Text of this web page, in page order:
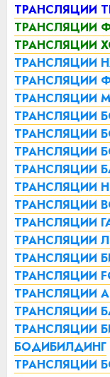
ТРАНСЛЯЦИИ
ТРАНСЛЯЦИИ
ТРАНСЛЯЦИИ
ТРАНСЛЯЦИИ
ТРАНСЛЯЦИИ
ТРАНСЛЯЦИИ
ТРАНСЛЯЦИИ
ТРАНСЛЯЦИИ
ТРАНСЛЯЦИИ
ТРАНСЛЯЦИИ
ТРАНСЛЯЦИИ
ТРАНСЛЯЦИИ
ТРАНСЛЯЦИИ
ТРАНСЛЯЦИИ
ТРАНСЛЯЦИИ
ТРАНСЛЯЦИИ
ТРАНСЛЯЦИИ
ТРАНСЛЯЦИИ
ТРАНСЛЯЦИИ
БОДИБИЛДИНГ
ТРАНСЛЯЦИИ